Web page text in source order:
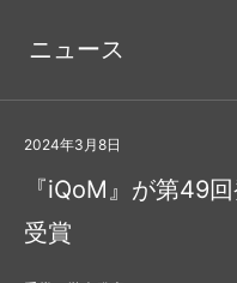
ニュース
『iQoM』が第49
受賞
2024年3月8日